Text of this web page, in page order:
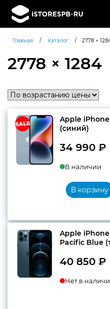
Поиск
товаров
Главная / Каталог / 2778 ×
2778 × 1284
Apple iPhone
(синий)
34 990 ₽
В наличии
В корзину
Apple iPhone
Pacific Blue
40 850 ₽
Нет в